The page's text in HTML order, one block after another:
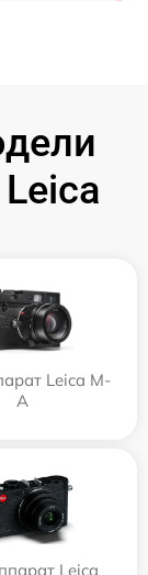
Leica M-
A
Leica